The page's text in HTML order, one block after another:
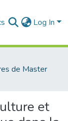
Log In
de Master
et